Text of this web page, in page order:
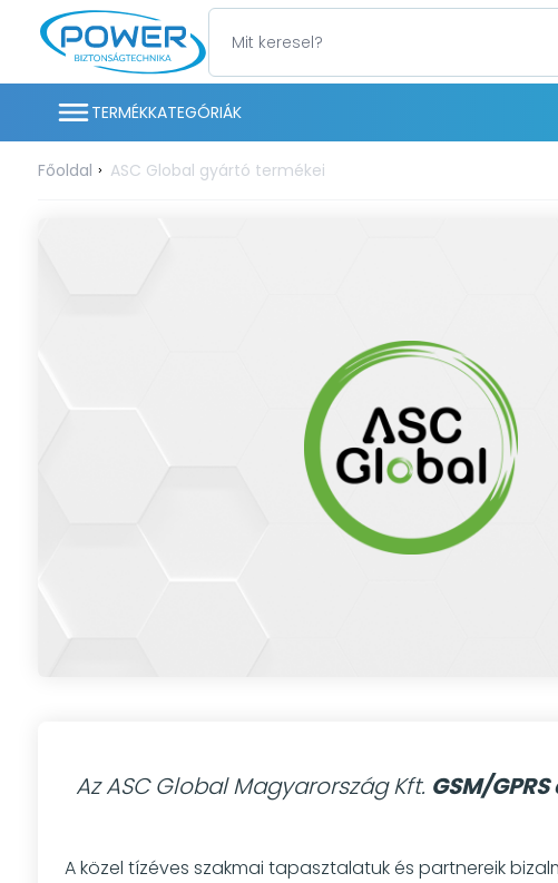
TERMÉKKATEGÓRIÁK
Főoldal ASC Global gyártó termékei
Az ASC Global Magyarország Kft. GSM/
A közel tízéves szakmai tapasztalatuk és partnereik